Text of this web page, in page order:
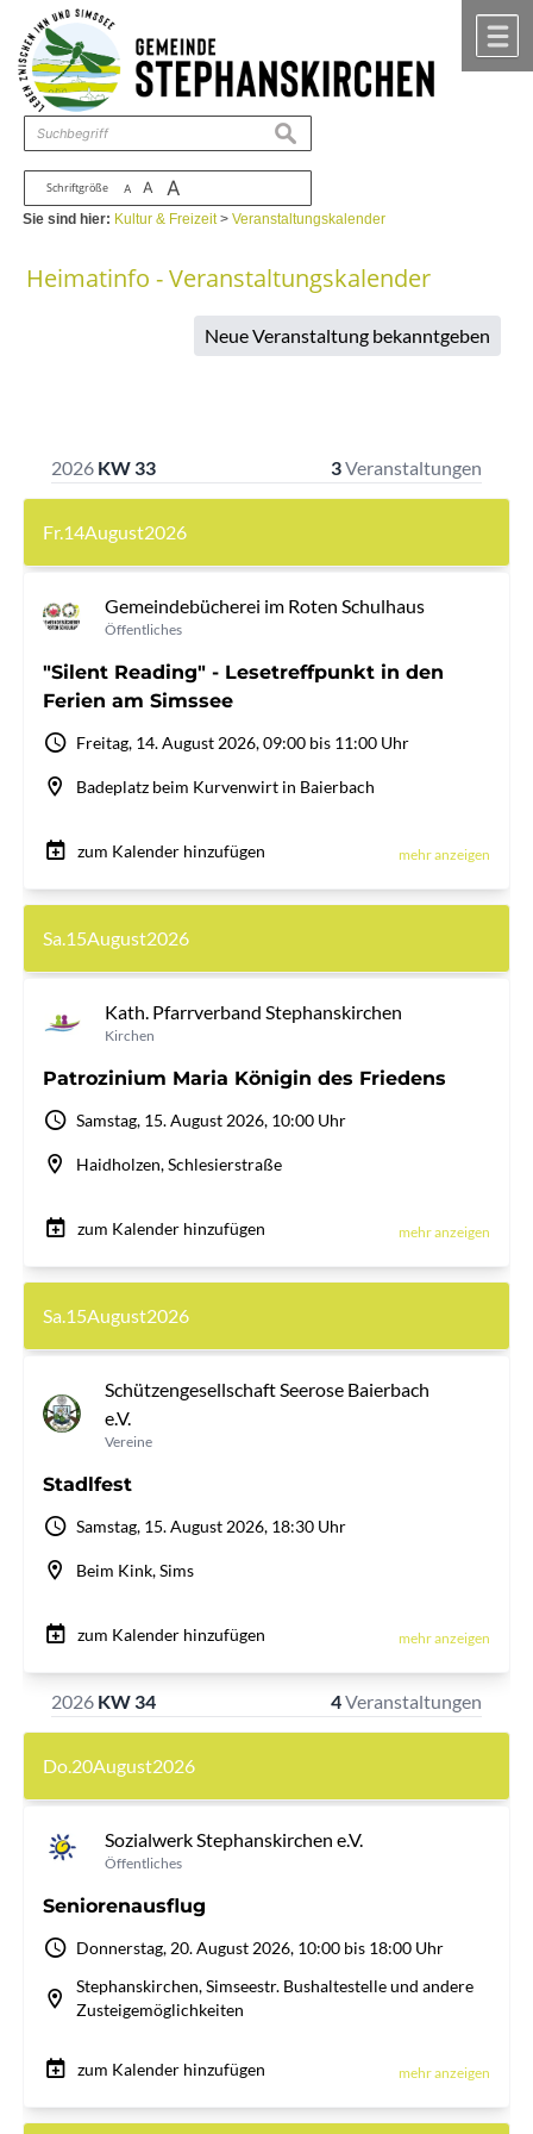
Zum Inhalt ,zur Navigation
Schriftgröße A A A
suchen
Sie sind hier: Kultur & Freizeit>Veranstaltungskalender
Heimatinfo - Veranstaltungskalender